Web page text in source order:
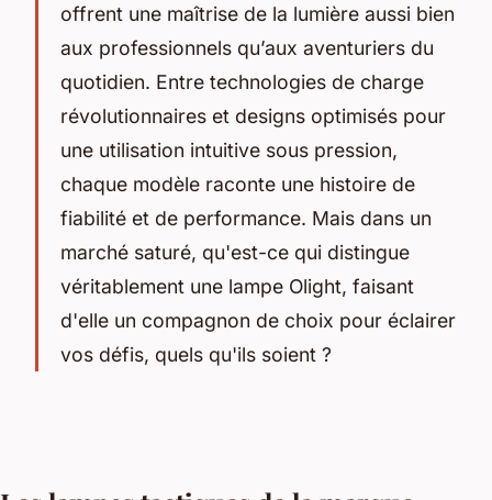
offrent une maîtrise de la lumière aussi bien
aux professionnels qu’aux aventuriers du
quotidien. Entre technologies de charge
révolutionnaires et designs optimisés pour
une utilisation intuitive sous pression,
chaque modèle raconte une histoire de
fiabilité et de performance. Mais dans un
marché saturé, qu'est-ce qui distingue
véritablement une lampe Olight, faisant
d'elle un compagnon de choix pour éclairer
vos défis, quels qu'ils soient ?